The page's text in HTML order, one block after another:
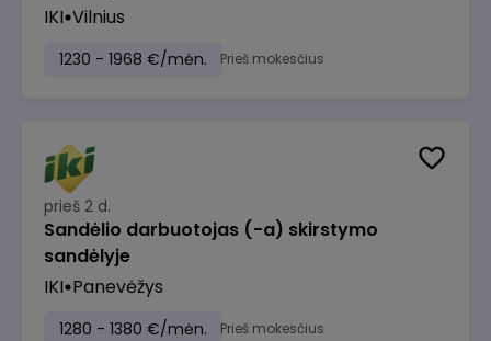
IKI Vilnius
1230 - 1968 €/mėn. Prieš mokesčius
prieš 2 d.
Sandėlio darbuotojas (-a) skirstymo
sandėlyje
IKI Panevėžys
1280 - 1380 €/mėn. Prieš mokesčius